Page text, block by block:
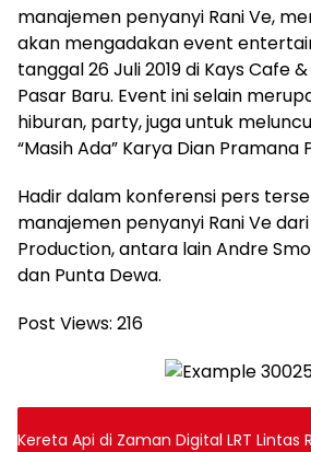
manajemen penyanyi Rani Ve,
akan mengadakan event
tanggal 26 Juli 2019 di Kays Cafe
Pasar Baru. Event ini selain
hiburan, party, juga untuk
“Masih Ada” Karya Dian Pramana
Hadir dalam konferensi pers
manajemen penyanyi Rani Ve dari
Production, antara lain Andre
dan Punta Dewa.
Post Views: 216
Kereta Api di Zaman Digital LRT Lintas